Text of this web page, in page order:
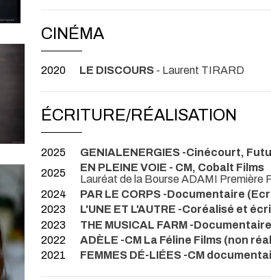
CINÉMA
2020 LE DISCOURS - Laurent TIRARD
ÉCRITURE/RÉALISATION
2025 GENIALENERGIES -Cinécourt,
2025
EN PLEINE VOIE - CM, Cobalt Films
Lauréat de la Bourse ADAMI Première
2024
PAR LE CORPS -Documentaire
2023
L'UNE ET L'AUTRE -Coréalisé et
2023
THE MUSICAL FARM -
2022
ADÈLE -CM La Féline Films (non
2021
FEMMES DÉ-LIÉES -CM